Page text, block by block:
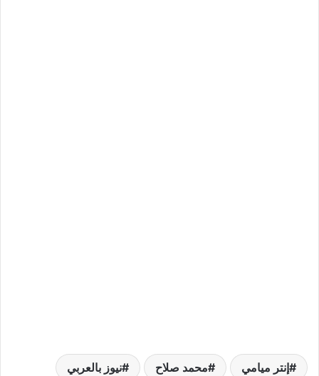
إنتر ميامي محمد صلاح نيوز بالعربي